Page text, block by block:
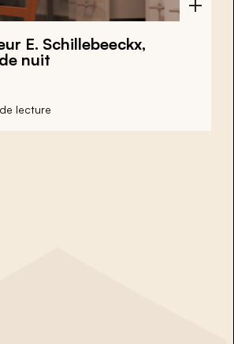
E. Schillebeeckx,
nuit
lecture